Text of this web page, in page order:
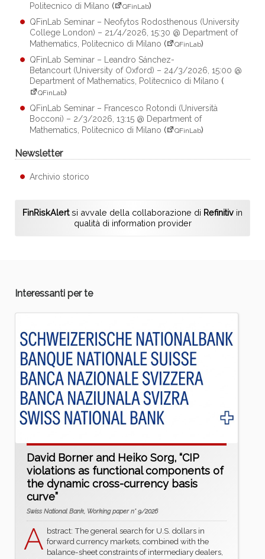
Politecnico di Milano ( QFinLab)
QFinLab Seminar – Neofytos Rodosthenous (University
College London) – 21/4/2026, 15:30 @ Department of
Mathematics, Politecnico di Milano ( QFinLab)
QFinLab Seminar – Leandro Sánchez-
Betancourt (University of Oxford) – 24/3/2026, 15:00 @
Department of Mathematics, Politecnico di Milano (
QFinLab)
QFinLab Seminar – Francesco Rotondi (Università
Bocconi) – 2/3/2026, 13:15 @ Department of
Mathematics, Politecnico di Milano ( QFinLab)
Newsletter
Archivio storico
FinRiskAlertsi avvale della collaborazione di Refinitiv in
qualità di information provider
Interessanti per te
David Borner and Heiko Sorg, “CIP
violations as functional components of
the dynamic cross-currency basis
curve”
Swiss National Bank, Working paper n° 9/2026
A bstract: The general search for U.S. dollars in
forward currency markets, combined with the
balance-sheet constraints of intermediary dealers,